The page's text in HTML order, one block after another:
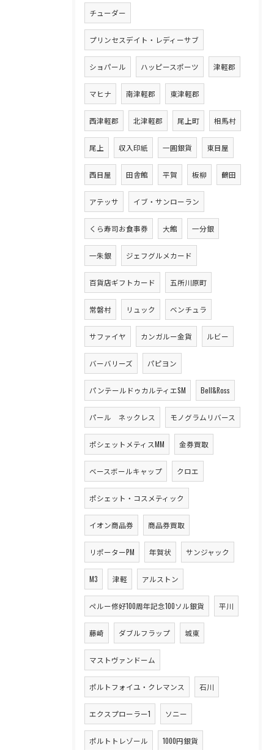
チューダー
プリンセスデイト・レディーサブ
ショパール ハッピースポーツ 津軽郡
マヒナ 南津軽郡 東津軽郡
西津軽郡 北津軽郡 尾上町 相馬村
尾上 収入印紙 一圓銀貨 東目屋
西目屋 田舎館 平賀 板柳 鶴田
アテッサ イブ・サンローラン
くら寿司お食事券 大館 一分銀
一朱銀 ジェフグルメカード
百貨店ギフトカード 五所川原町
常磐村 リュック ベンチュラ
サファイヤ カンガルー金貨 ルビー
バーバリーズ パピヨン
パンテールドゥカルティエSM Bell&Ross
パール ネックレス モノグラムリバース
ポシェットメティスMM 金券買取
ベースボールキャップ クロエ
ポシェット・コスメティック
イオン商品券 商品券買取
リポーターPM 年賀状 サンジャック
M3 津軽 アルストン
ペルー修好100周年記念100ソル銀貨 平川
藤崎 ダブルフラップ 城東
マストヴァンドーム
ポルトフォイユ・クレマンス 石川
エクスプローラー1 ソニー
ポルトトレゾール 1000円銀貨